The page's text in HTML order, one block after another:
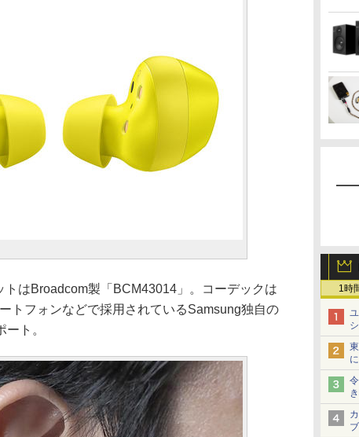
1時
はBroadcom製「BCM43014」。コーデックは
トフォンなどで採用されているSamsung独自の
ト。